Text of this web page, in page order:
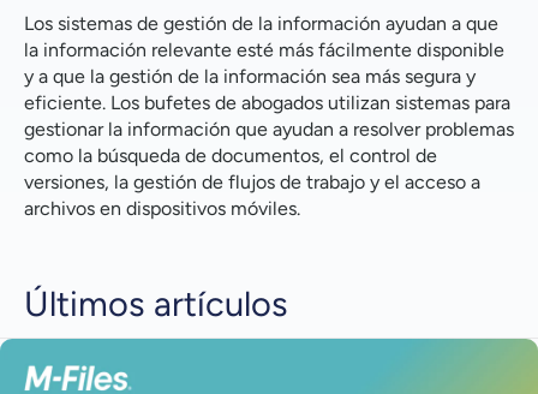
Los sistemas de gestión de la información ayudan a que
la información relevante esté más fácilmente disponible
y a que la gestión de la información sea más segura y
eficiente. Los bufetes de abogados utilizan sistemas para
gestionar la información que ayudan a resolver problemas
como la búsqueda de documentos, el control de
versiones, la gestión de flujos de trabajo y el acceso a
archivos en dispositivos móviles.
Últimos artículos